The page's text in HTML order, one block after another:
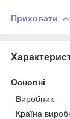
Приховати
Основні
Виробник
Країна